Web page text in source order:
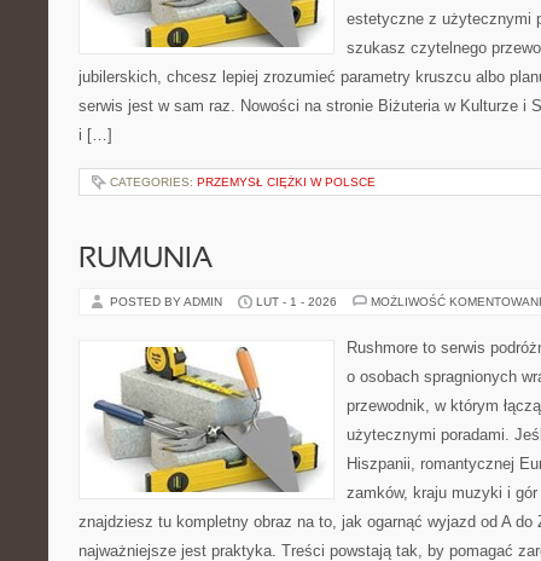
estetyczne z użytecznymi
szukasz czytelnego
jubilerskich, chcesz lepiej zrozumieć parametry kruszcu albo
serwis jest w sam raz. Nowości na stronie Biżuteria w Kulturze i
i […]
CATEGORIES: PRZEMYSŁ CIĘŻKI W POLSCE
RUMUNIA
POSTED BY ADMIN LUT - 1 - 2026 MOŻLIWOŚĆ
Rushmore to serwis
o osobach spragnionych
przewodnik, w którym
użytecznymi poradami.
Hiszpanii, romantycznej
zamków, kraju muzyki i
znajdziesz tu kompletny obraz na to, jak ogarnąć wyjazd od A do
najważniejsze jest praktyka. Treści powstają tak, by pomagać